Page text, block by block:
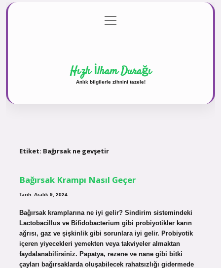
Gizlilik Politikası
menüyü
aç
Hızlı İlham Durağı
Anlık bilgilerle zihnini tazele!
Etiket: Bağırsak ne gevşetir
Bağırsak Krampı Nasıl Geçer
Tarih: Aralık 9, 2024
Bağırsak kramplarına ne iyi gelir? Sindirim sistemindeki
Lactobacillus ve Bifidobacterium gibi probiyotikler karın
ağrısı, gaz ve şişkinlik gibi sorunlara iyi gelir. Probiyotik
içeren yiyecekleri yemekten veya takviyeler almaktan
faydalanabilirsiniz. Papatya, rezene ve nane gibi bitki
çayları bağırsaklarda oluşabilecek rahatsızlığı gidermede